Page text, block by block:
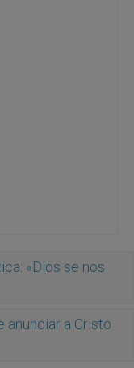
«Dios se nos
anunciar a Cristo